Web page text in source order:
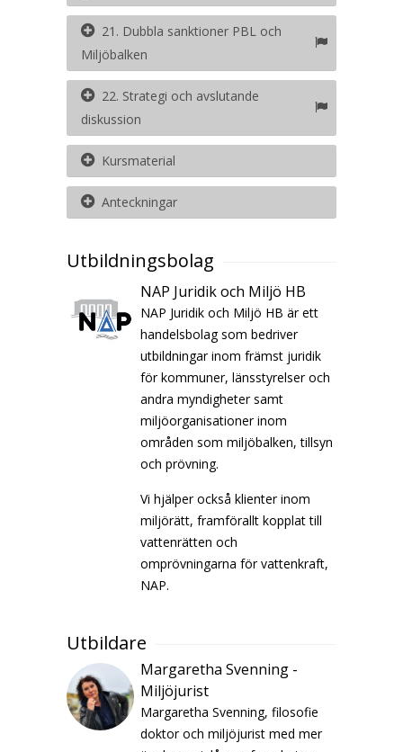
21. Dubbla sanktioner PBL och
Miljöbalken
22. Strategi och avslutande
diskussion
Kursmaterial
Anteckningar
Utbildningsbolag
NAP Juridik och Miljö HB
NAP Juridik och Miljö HB är ett
handelsbolag som bedriver
utbildningar inom främst juridik
för kommuner, länsstyrelser och
andra myndigheter samt
miljöorganisationer inom
områden som miljöbalken, tillsyn
och prövning.
Vi hjälper också klienter inom
miljörätt, framförallt kopplat till
vattenrätten och
omprövningarna för vattenkraft,
NAP.
Utbildare
Margaretha Svenning -
Miljöjurist
Margaretha Svenning, filosofie
doktor och miljöjurist med mer